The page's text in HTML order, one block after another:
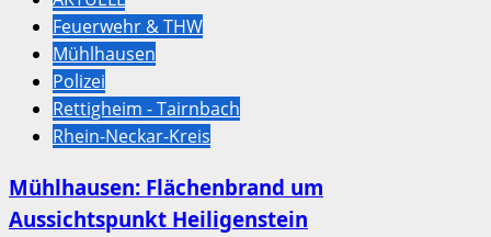
Feuerwehr & THW
Mühlhausen
Polizei
Rettigheim - Tairnbach
Rhein-Neckar-Kreis
Mühlhausen: Flächenbrand um
Aussichtspunkt Heiligenstein